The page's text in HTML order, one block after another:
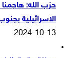
حزب الله: هاجمنا
الاسرائيلية
2024-10-13